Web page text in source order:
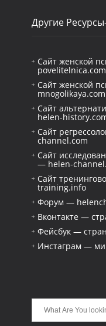
Другие
Сайт женской
Сайт женской
Сайт
helen-
Сайт
channel.com
Сайт
— helen-
Сайт
training.info
Форум —
Вконтакте —
Фейсбук —
Инстаграм —